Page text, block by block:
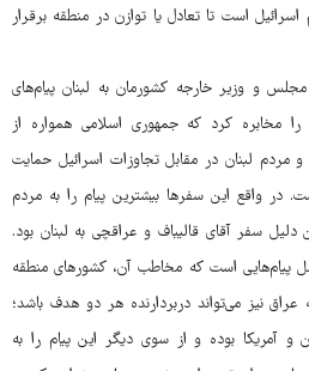
است تا تعادل یا توازن در منطقه برقرار
و وزیر خارجه کشورمان به لبنان پیام‌های
مخابره کرد که جمهوری اسلامی همواره از
مردم لبنان در مقابل تجاوزات اسرائیل حمایت
در واقع این سفرها بیشترین پیام را به مردم
سفر آقای قالیباف و عراقچی به لبنان بود.
پیام‌هایی است که مخاطب آن، کشورهای منطقه
نیز می‌تواند دربردارنده هر دو هدف باشد؛
و آمریکا بوده و از سوی دیگر این پیام را به